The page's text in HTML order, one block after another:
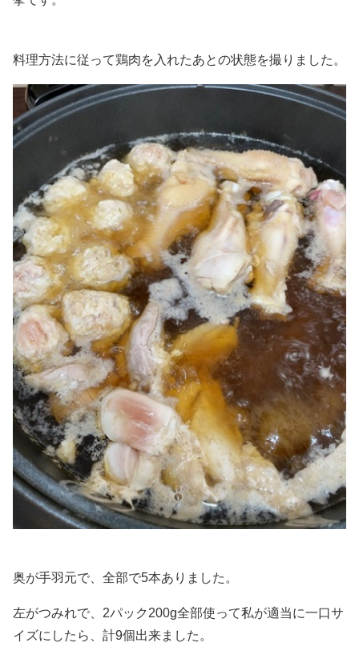
料理方法に従って鶏肉を入れたあとの状態を撮りました。
奥が手羽元で、全部で5本ありました。
左がつみれで、2パック200g全部使って私が適当に一口サ
イズにしたら、計9個出来ました。